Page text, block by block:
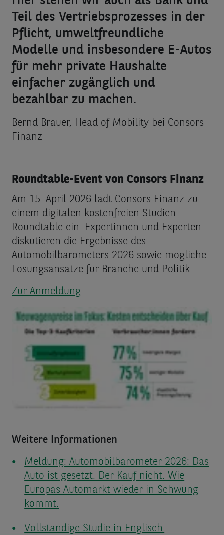
Teil des Vertriebsprozesses in der
Pflicht, umweltfreundliche
Modelle und insbesondere E-Autos
für mehr private Haushalte
einfacher zugänglich und
bezahlbar zu machen.
Bernd Brauer, Head of Mobility bei Consors
Finanz
Roundtable-Event von Consors Finanz
Am 15. April 2026 lädt Consors Finanz zu
einem digitalen kostenfreien Studien-
Roundtable ein. Expertinnen und Experten
diskutieren die Ergebnisse des
Automobilbarometers 2026 sowie mögliche
Lösungsansätze für Branche und Politik.
Zur Anmeldung.
Weitere Informationen
Meldung: Automobilbarometer 2026: Das
Auto ist gesetzt. Der Kauf nicht. Wie
Europas Automarkt wieder in Schwung
kommt.
Vollständige Studie in Englisch